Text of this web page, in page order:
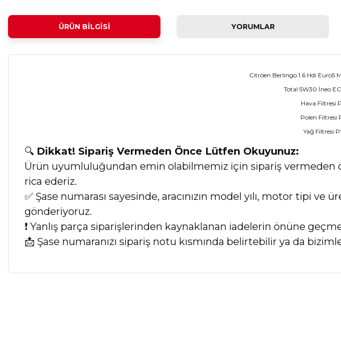
ÜRÜN BILGISI YORUMLAR
Citröen Berlingo 1.6 Hdi Euro5
Total 5W30 İneo
Hava Filtresi
Polen Filtresi
Yağ Filtresi
🔍 Dikkat! Sipariş Vermeden Önce Lütfen Okuyunuz:
Ürün uyumluluğundan emin olabilmemiz için sipariş vermeden
rica ederiz.
✅ Şase numarası sayesinde, aracınızın model yılı, motor tipi
gönderiyoruz.
❗ Yanlış parça siparişlerinden kaynaklanan iadelerin önüne
📩 Şase numaranızı sipariş notu kısmında belirtebilir ya da